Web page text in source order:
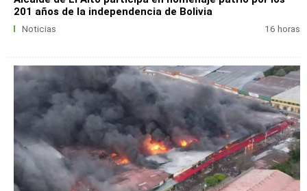
201 años de la independencia de Bolivia
Noticias 16 horas